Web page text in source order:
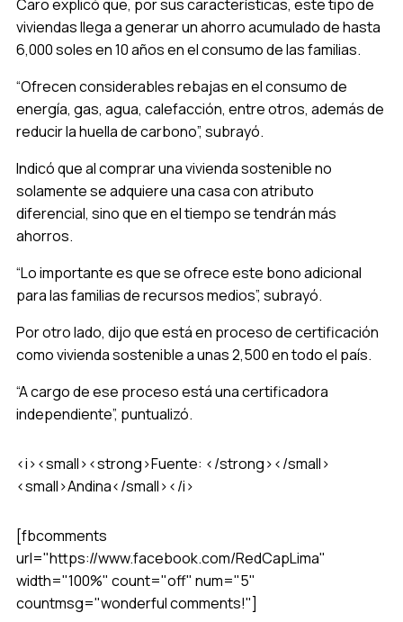
Caro explicó que, por sus características, este tipo de
viviendas llega a generar un ahorro acumulado de hasta
6,000 soles en 10 años en el consumo de las familias.
“Ofrecen considerables rebajas en el consumo de
energía, gas, agua, calefacción, entre otros, además de
reducir la huella de carbono”, subrayó.
Indicó que al comprar una vivienda sostenible no
solamente se adquiere una casa con atributo
diferencial, sino que en el tiempo se tendrán más
ahorros.
“Lo importante es que se ofrece este bono adicional
para las familias de recursos medios”, subrayó.
Por otro lado, dijo que está en proceso de certificación
como vivienda sostenible a unas 2,500 en todo el país.
“A cargo de ese proceso está una certificadora
independiente”, puntualizó.
<i><small><strong>Fuente: </strong></small>
<small>Andina</small></i>
[fbcomments
url="https://www.facebook.com/RedCapLima"
width="100%" count="off" num="5"
countmsg="wonderful comments!"]